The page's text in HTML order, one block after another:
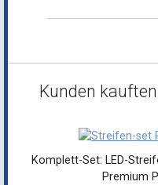
Kunden
Komplett-Set: LED-
Premium